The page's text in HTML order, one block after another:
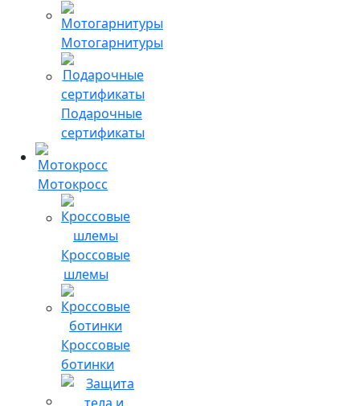
Мотогарнитуры
Подарочные
сертификаты
Мотокросс
Кроссовые
шлемы
Кроссовые
ботинки